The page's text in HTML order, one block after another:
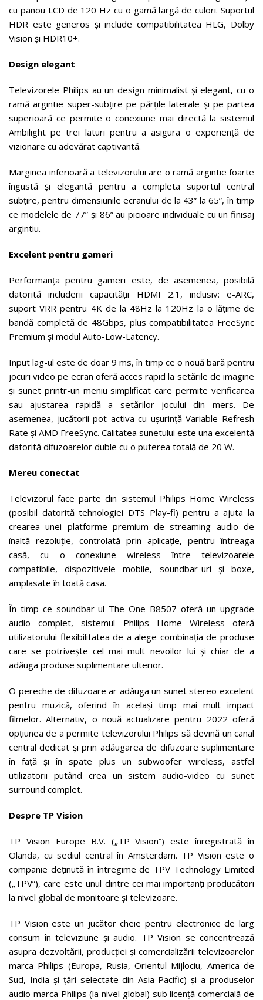
cu panou LCD de 120 Hz cu o gamă largă de culori. Suportul
HDR este generos și include compatibilitatea HLG, Dolby
Vision și HDR10+.
Design elegant
Televizorele Philips au un design minimalist și elegant, cu o
ramă argintie super-subțire pe părțile laterale și pe partea
superioară ce permite o conexiune mai directă la sistemul
Ambilight pe trei laturi pentru a asigura o experiență de
vizionare cu adevărat captivantă.
Marginea inferioară a televizorului are o ramă argintie foarte
îngustă și elegantă pentru a completa suportul central
subțire, pentru dimensiunile ecranului de la 43” la 65”, în timp
ce modelele de 77” și 86” au picioare individuale cu un finisaj
argintiu.
Excelent pentru gameri
Performanța pentru gameri este, de asemenea, posibilă
datorită includerii capacității HDMI 2.1, inclusiv: e-ARC,
suport VRR pentru 4K de la 48Hz la 120Hz la o lățime de
bandă completă de 48Gbps, plus compatibilitatea FreeSync
Premium și modul Auto-Low-Latency.
Input lag-ul este de doar 9 ms, în timp ce o nouă bară pentru
jocuri video pe ecran oferă acces rapid la setările de imagine
și sunet printr-un meniu simplificat care permite verificarea
sau ajustarea rapidă a setărilor jocului din mers. De
asemenea, jucătorii pot activa cu ușurință Variable Refresh
Rate și AMD FreeSync. Calitatea sunetului este una excelentă
datorită difuzoarelor duble cu o puterea totală de 20 W.
Mereu conectat
Televizorul face parte din sistemul Philips Home Wireless
(posibil datorită tehnologiei DTS Play-fi) pentru a ajuta la
crearea unei platforme premium de streaming audio de
înaltă rezoluție, controlată prin aplicație, pentru întreaga
casă, cu o conexiune wireless între televizoarele
compatibile, dispozitivele mobile, soundbar-uri și boxe,
amplasate în toată casa.
În timp ce soundbar-ul The One B8507 oferă un upgrade
audio complet, sistemul Philips Home Wireless oferă
utilizatorului flexibilitatea de a alege combinația de produse
care se potrivește cel mai mult nevoilor lui și chiar de a
adăuga produse suplimentare ulterior.
O pereche de difuzoare ar adăuga un sunet stereo excelent
pentru muzică, oferind în același timp mai mult impact
filmelor. Alternativ, o nouă actualizare pentru 2022 oferă
opțiunea de a permite televizorului Philips să devină un canal
central dedicat și prin adăugarea de difuzoare suplimentare
în față și în spate plus un subwoofer wireless, astfel
utilizatorii putând crea un sistem audio-video cu sunet
surround complet.
Despre TP Vision
TP Vision Europe B.V. („TP Vision”) este înregistrată în
Olanda, cu sediul central în Amsterdam. TP Vision este o
companie deținută în întregime de TPV Technology Limited
(„TPV”), care este unul dintre cei mai importanți producători
la nivel global de monitoare și televizoare.
TP Vision este un jucător cheie pentru electronice de larg
consum în televiziune și audio. TP Vision se concentrează
asupra dezvoltării, producției și comercializării televizoarelor
marca Philips (Europa, Rusia, Orientul Mijlociu, America de
Sud, India și țări selectate din Asia-Pacific) și a produselor
audio marca Philips (la nivel global) sub licență comercială de